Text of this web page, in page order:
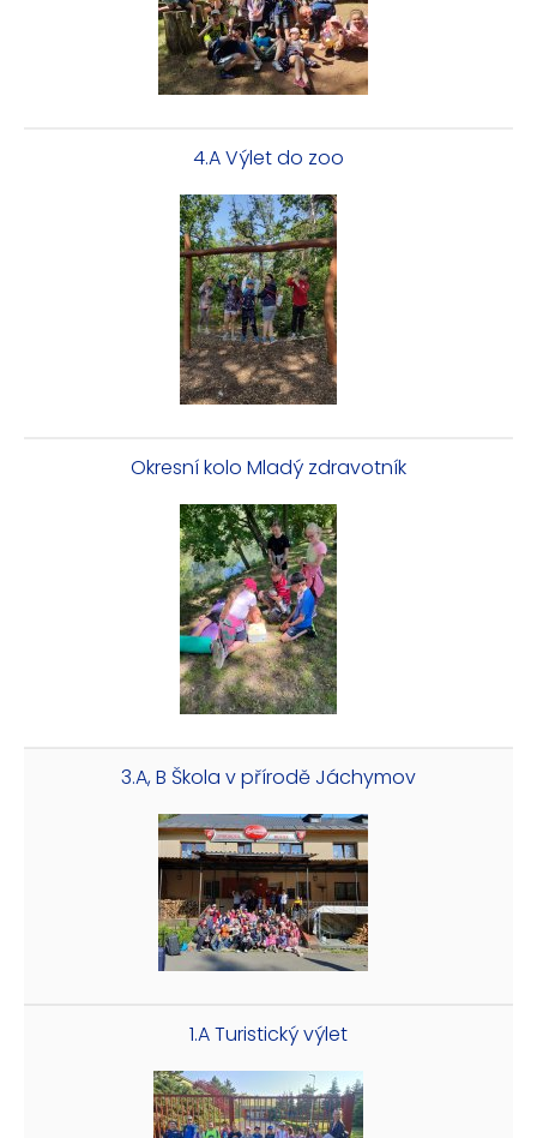
4.A Výlet do zoo
Okresní kolo Mladý zdravotník
3.A, B Škola v přírodě Jáchymov
1.A Turistický výlet